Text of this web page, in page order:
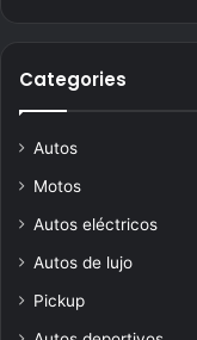
Categories
Autos
Motos
Autos eléctricos
Autos de lujo
Pickup